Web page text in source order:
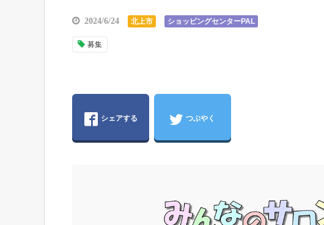
2024/6/24 北上市 ショッピングセンターPAL
募集
シェアする つぶやく